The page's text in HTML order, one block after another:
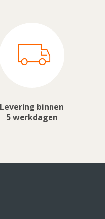
Levering binnen
5 werkdagen